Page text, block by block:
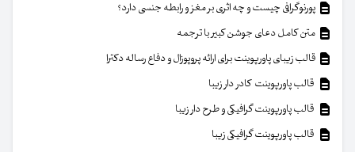
پورنوگرافی چیست و چه اثری بر مغز و رابطه جنسی دارد؟
متن کامل دعای جوشن کبیر با ترجمه
قالب زیبای پاورپوینت برای ارائه پروپوزال و دفاع رساله دکترا
قالب پاورپوینت کادر دار زیبا
قالب پاورپوینت گرافیکی و طرح دار زیبا
قالب پاورپوینت گرافیکی زیبا